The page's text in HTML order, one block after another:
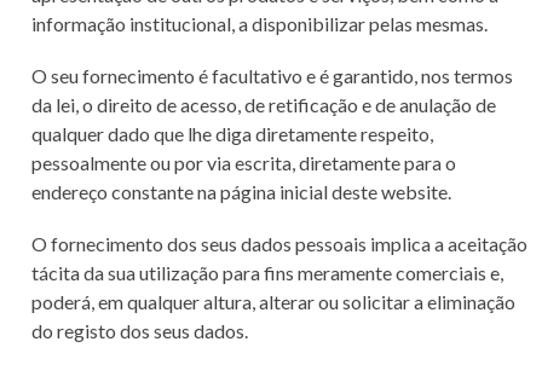
informação institucional, a disponibilizar pelas mesmas.
O seu fornecimento é facultativo e é garantido, nos termos
da lei, o direito de acesso, de retificação e de anulação de
qualquer dado que lhe diga diretamente respeito,
pessoalmente ou por via escrita, diretamente para o
endereço constante na página inicial deste website.
O fornecimento dos seus dados pessoais implica a aceitação
tácita da sua utilização para fins meramente comerciais e,
poderá, em qualquer altura, alterar ou solicitar a eliminação
do registo dos seus dados.